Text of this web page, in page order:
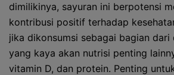
dimilikinya, sayuran ini berpotensi
kontribusi positif terhadap
jika dikonsumsi sebagai bagian dari
yang kaya akan nutrisi penting
vitamin D, dan protein. Penting